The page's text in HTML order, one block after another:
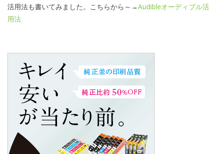
活用法も書いてみました。こちらから～→Audibleオーディブル活
用法